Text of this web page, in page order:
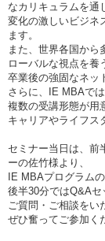
なカリキュラムを通
変化の激しいビジネ
ます。
また、世界各国から
ローバルな視点を養
卒業後の強固なネッ
さらに、IE MBAで
複数の受講形態が用
キャリアやライフス
セミナー当日は、前
ーの佐竹様より、
IE MBAプログラム
後半30分ではQ&A
ご質問・ご相談をい
ぜひ奮ってご参加く